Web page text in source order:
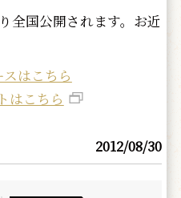
全国公開されます。お近
はこちら
はこちら
2012/08/30